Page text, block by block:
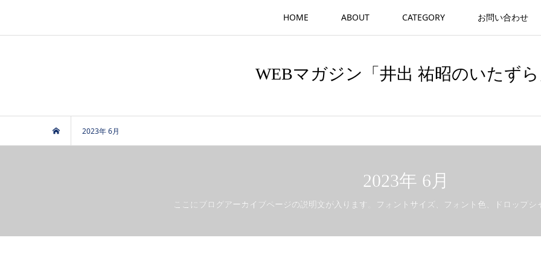
HOME ABOUT CATEGORY お問い合わせ
WEBマガジン「井出 祐昭のいたずら
2023年 6月
2023年 6月
ここにブログアーカイブページの説明文が入ります。フォントサイズ、フォント色、ドロップシ